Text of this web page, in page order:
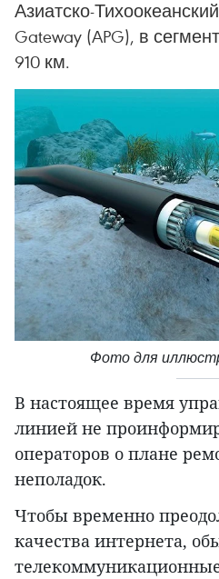
Азиатско-
Gateway (APG), в
910 км.
Фото для
В настоящее время
линией не
операторов о плане
неполадок.
Чтобы временно
качества интернета,